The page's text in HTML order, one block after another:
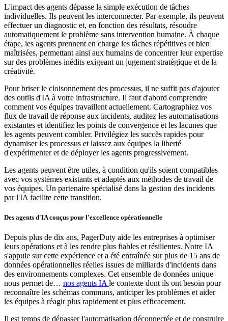
L'impact des agents dépasse la simple exécution de tâches
individuelles. Ils peuvent les interconnecter. Par exemple, ils peuvent
effectuer un diagnostic et, en fonction des résultats, résoudre
automatiquement le problème sans intervention humaine. À chaque
étape, les agents prennent en charge les tâches répétitives et bien
maîtrisées, permettant ainsi aux humains de concentrer leur expertise
sur des problèmes inédits exigeant un jugement stratégique et de la
créativité.
Pour briser le cloisonnement des processus, il ne suffit pas d'ajouter
des outils d'IA à votre infrastructure. Il faut d'abord comprendre
comment vos équipes travaillent actuellement. Cartographiez vos
flux de travail de réponse aux incidents, auditez les automatisations
existantes et identifiez les points de convergence et les lacunes que
les agents peuvent combler. Privilégiez les succès rapides pour
dynamiser les processus et laissez aux équipes la liberté
d'expérimenter et de déployer les agents progressivement.
Les agents peuvent être utiles, à condition qu'ils soient compatibles
avec vos systèmes existants et adaptés aux méthodes de travail de
vos équipes. Un partenaire spécialisé dans la gestion des incidents
par l'IA facilite cette transition.
Des agents d'IA conçus pour l'excellence opérationnelle
Depuis plus de dix ans, PagerDuty aide les entreprises à optimiser
leurs opérations et à les rendre plus fiables et résilientes. Notre IA
s'appuie sur cette expérience et a été entraînée sur plus de 15 ans de
données opérationnelles réelles issues de milliards d'incidents dans
des environnements complexes. Cet ensemble de données unique
nous permet de… nos agents IA le contexte dont ils ont besoin pour
reconnaître les schémas communs, anticiper les problèmes et aider
les équipes à réagir plus rapidement et plus efficacement.
Il est temps de dépasser l'automatisation déconnectée et de construire